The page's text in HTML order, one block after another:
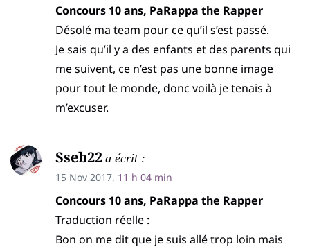
Concours 10 ans, PaRappa the Rapper
Désolé ma team pour ce qu’il s’est passé.
Je sais qu’il y a des enfants et des parents qui
me suivent, ce n’est pas une bonne image
pour tout le monde, donc voilà je tenais à
m’excuser.
Sseb22 a écrit :
15 Nov 2017, 11 h 04 min
Concours 10 ans, PaRappa the Rapper
Traduction réelle :
Bon on me dit que je suis allé trop loin mais